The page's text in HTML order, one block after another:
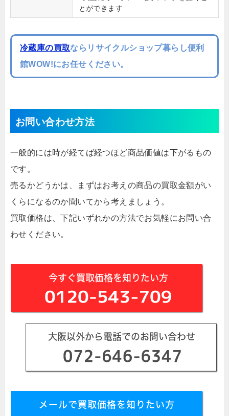
とができます
冷蔵庫の買取ならリサイクルショップ暮らし便利
館WOW!にお任せください。
お問い合わせ方法
一般的には時が経てば経つほど商品価値は下がるもの
です。
売るかどうかは、まずはお考えの商品の買取金額がい
くらになるのか聞いてから考えましょう。
買取価格は、下記いずれかの方法でお気軽にお問い合
わせください。